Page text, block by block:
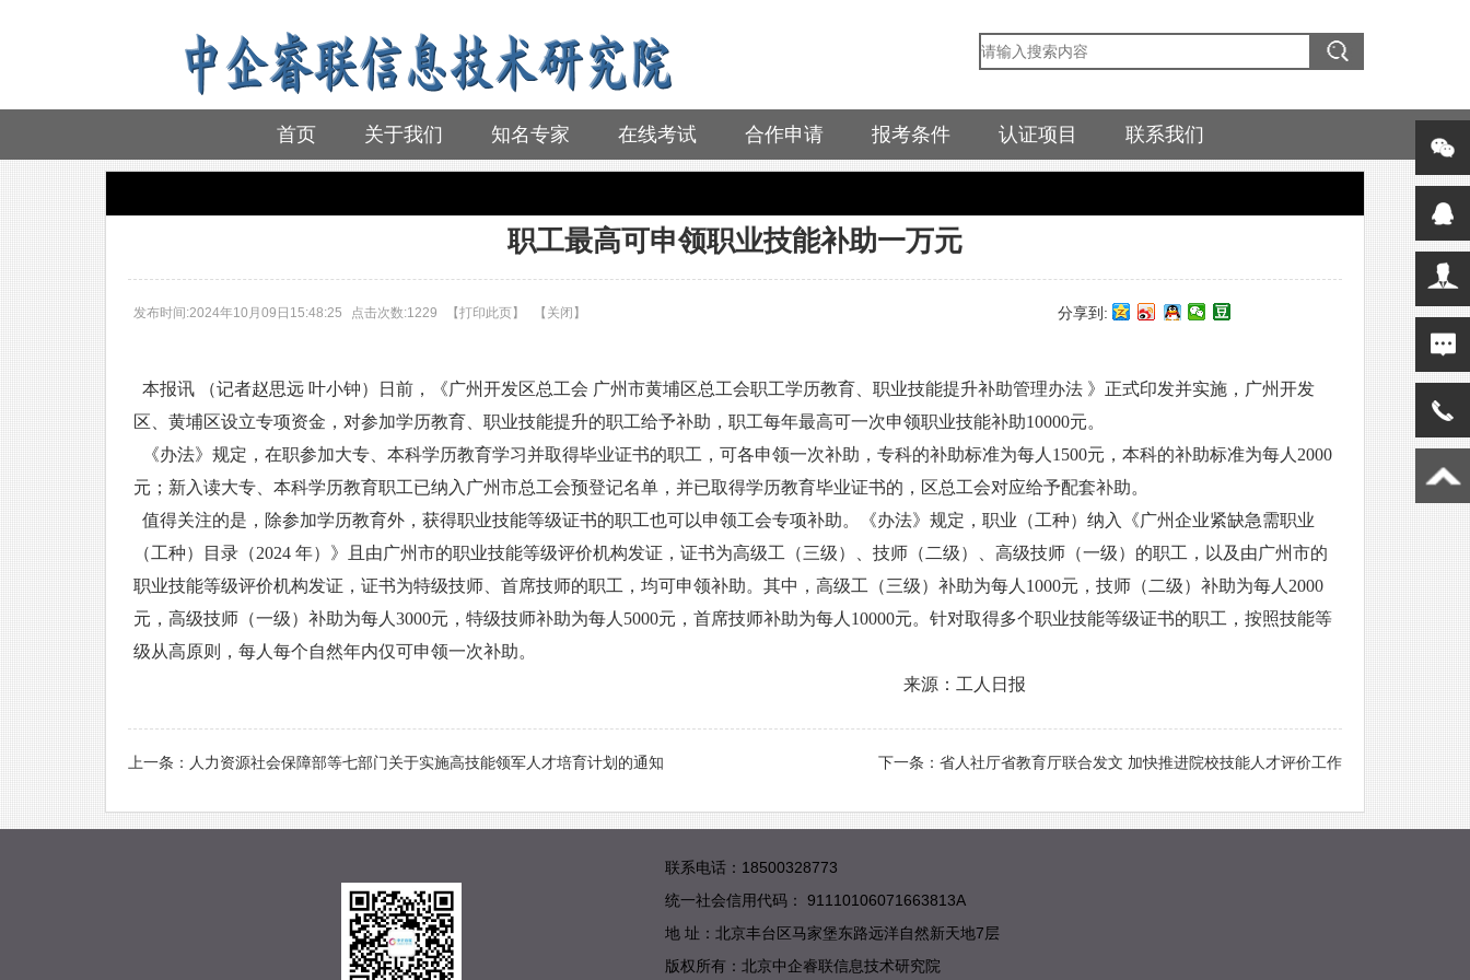
首页 关于我们 知名专家 在线考试 合作申请 报考条件 认证项目 联系我们
职工最高可申领职业技能补助一万元
发布时间:2024年10月09日15:48:25 点击次数:1229 【打印此页】 【 关闭 】 分享到:
本报讯 （记者赵思远 叶小钟）日前，《广州开发区总工会 广州市黄埔区总工会职工学历教育、职业技能提升补助管理办法 》正式印发并实施，广州开发
区、黄埔区设立专项资金，对参加学历教育、职业技能提升的职工给予补助，职工每年最高可一次申领职业技能补助10000元。
《办法》规定，在职参加大专、本科学历教育学习并取得毕业证书的职工，可各申领一次补助，专科的补助标准为每人1500元，本科的补助标准为每人2000
元；新入读大专、本科学历教育职工已纳入广州市总工会预登记名单，并已取得学历教育毕业证书的，区总工会对应给予配套补助。
值得关注的是，除参加学历教育外，获得职业技能等级证书的职工也可以申领工会专项补助。《办法》规定，职业（工种）纳入《广州企业紧缺急需职业
（工种）目录（2024 年）》且由广州市的职业技能等级评价机构发证，证书为高级工（三级）、技师（二级）、高级技师（一级）的职工，以及由广州市的
职业技能等级评价机构发证，证书为特级技师、首席技师的职工，均可申领补助。其中，高级工（三级）补助为每人1000元，技师（二级）补助为每人2000
元，高级技师（一级）补助为每人3000元，特级技师补助为每人5000元，首席技师补助为每人10000元。针对取得多个职业技能等级证书的职工，按照技能等
级从高原则，每人每个自然年内仅可申领一次补助。
来源：工人日报
上一条： 人力资源社会保障部等七部门关于实施高技能领军人才培育计划的通知 下一条： 省人社厅省教育厅联合发文 加快推进院校技能人才评价工作
联系电话：18500328773
统一社会信用代码： 91110106071663813A
地 址：北京丰台区马家堡东路远洋自然新天地7层
版权所有：北京中企睿联信息技术研究院